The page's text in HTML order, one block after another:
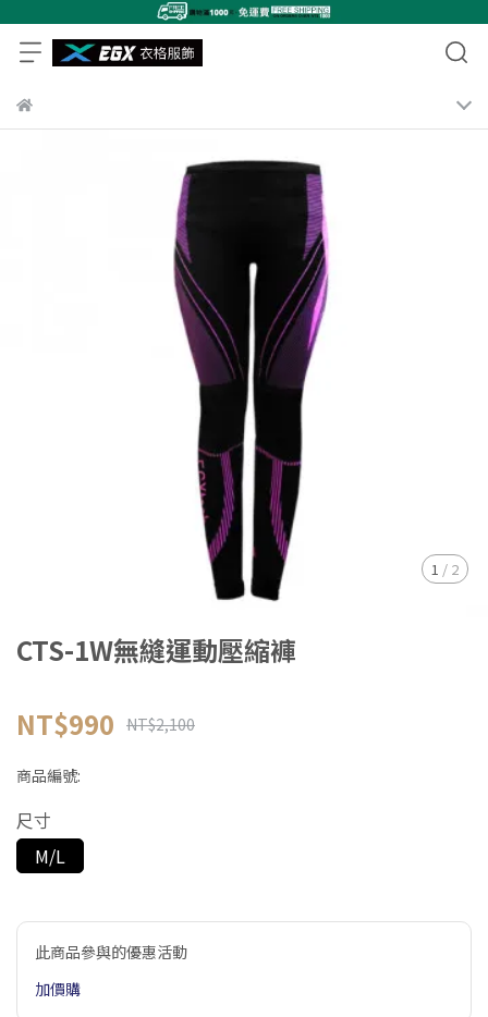
1 / 2
CTS-1W無縫運動壓縮褲
NT$990 NT$2,100
商品編號:
尺寸
M/L
此商品參與的優惠活動
加價購